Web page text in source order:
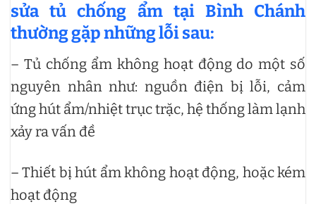
sửa tủ chống ẩm tại Bình Chánh
thường gặp những lỗi sau:
– Tủ chống ẩm không hoạt động do một số
nguyên nhân như: nguồn điện bị lỗi, cảm
ứng hút ẩm/nhiệt trục trặc, hệ thống làm lạnh
xảy ra vấn đề
– Thiết bị hút ẩm không hoạt động, hoặc kém
hoạt động